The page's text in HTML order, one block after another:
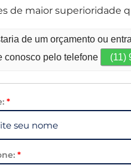
de maior superioridade
de um orçamento ou
conosco pelo telefone
(11)
*
*